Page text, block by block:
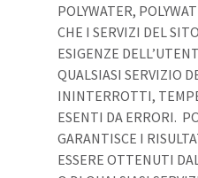
POLYWATER,
CHE I SERVIZI DEL
ESIGENZE
QUALSIASI SERVIZIO
ININTERROTTI,
ESENTI DA ERRORI.
GARANTISCE I
ESSERE OTTENUTI